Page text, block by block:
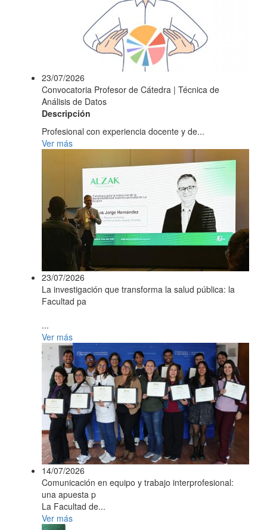
23/07/2026
Convocatoria Profesor de Cátedra | Técnica de
Análisis de Datos
Descripción
Profesional con experiencia docente y de...
Ver más
23/07/2026
La investigación que transforma la salud pública: la
Facultad pa
...
Ver más
14/07/2026
Comunicación en equipo y trabajo interprofesional:
una apuesta p
La Facultad de...
Ver más